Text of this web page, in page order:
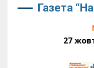
Газета
27